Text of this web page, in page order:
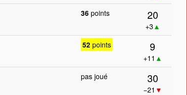
36 points 20
+3 ▲
52points 9
+11 ▲
pas joué 30
−21 ▼